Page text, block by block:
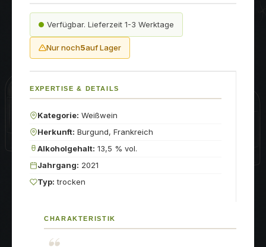
Verfügbar. Lieferzeit 1-3 Werktage
Nur noch5auf Lager
EXPERTISE & DETAILS
Kategorie: Weißwein
Herkunft: Burgund, Frankreich
Alkoholgehalt: 13,5 % vol.
Jahrgang: 2021
Typ: trocken
CHARAKTERISTIK